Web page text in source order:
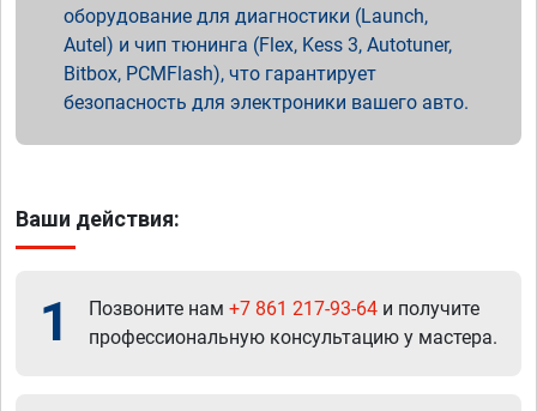
оборудование для диагностики (Launch,
Autel) и чип тюнинга (Flex, Kess 3, Autotuner,
Bitbox, PCMFlash), что гарантирует
безопасность для электроники вашего авто.
Ваши действия:
1 Позвоните нам +7 861 217-93-64 и получите
профессиональную консультацию у мастера.